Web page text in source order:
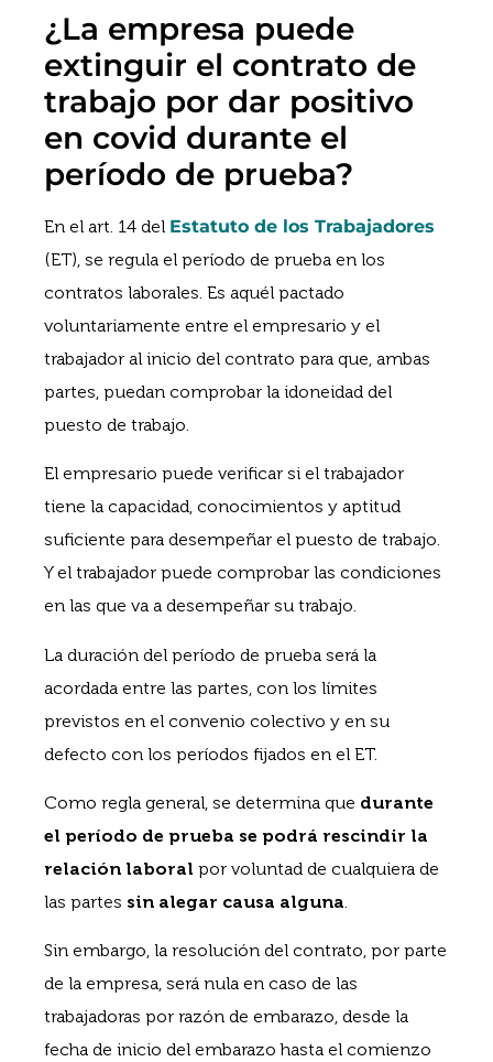
¿La empresa puede
extinguir el contrato de
trabajo por dar positivo
en covid durante el
período de prueba?
En el art. 14 del Estatuto de los Trabajadores
(ET), se regula el período de prueba en los
contratos laborales. Es aquél pactado
voluntariamente entre el empresario y el
trabajador al inicio del contrato para que, ambas
partes, puedan comprobar la idoneidad del
puesto de trabajo.
El empresario puede verificar si el trabajador
tiene la capacidad, conocimientos y aptitud
suficiente para desempeñar el puesto de trabajo.
Y el trabajador puede comprobar las condiciones
en las que va a desempeñar su trabajo.
La duración del período de prueba será la
acordada entre las partes, con los límites
previstos en el convenio colectivo y en su
defecto con los períodos fijados en el ET.
Como regla general, se determina que durante
el período de prueba se podrá rescindir la
relación laboral por voluntad de cualquiera de
las partes sin alegar causa alguna.
Sin embargo, la resolución del contrato, por parte
de la empresa, será nula en caso de las
trabajadoras por razón de embarazo, desde la
fecha de inicio del embarazo hasta el comienzo